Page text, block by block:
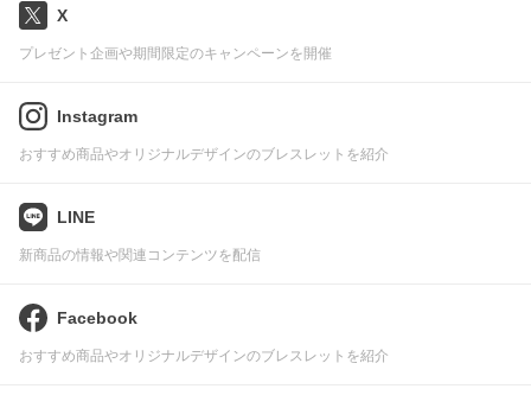
X
プレゼント企画や期間限定のキャンペーンを開催
Instagram
おすすめ商品やオリジナルデザインのブレスレットを紹介
LINE
新商品の情報や関連コンテンツを配信
Facebook
おすすめ商品やオリジナルデザインのブレスレットを紹介